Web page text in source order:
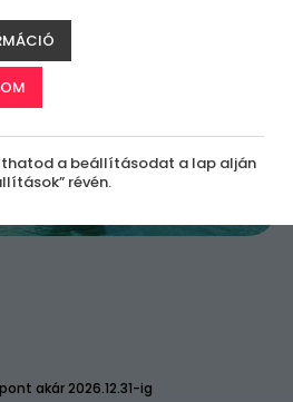
akár 2026.12.31-ig
a beállításodat a lap alján
révén.